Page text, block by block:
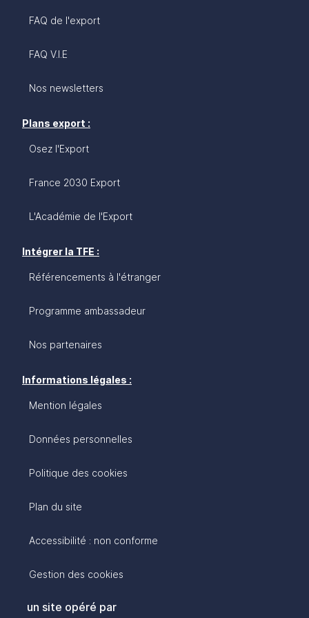
nouveau en 2025.
FAQ de l'export
FAQ V.I.E
Nos newsletters
Plans export :
Osez l'Export
France 2030 Export
L'Académie de l'Export
Intégrer la TFE :
Référencements à l'étranger
Programme ambassadeur
Nos partenaires
Informations légales :
Mention légales
Données personnelles
Politique des cookies
Plan du site
Accessibilité : non conforme
Gestion des cookies
un site opéré par